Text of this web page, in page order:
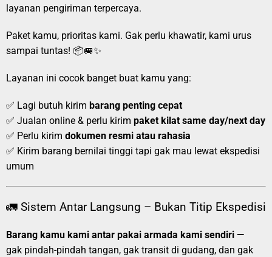
layanan pengiriman terpercaya.
Paket kamu, prioritas kami. Gak perlu khawatir, kami urus
sampai tuntas! 📦🚐✨
Layanan ini cocok banget buat kamu yang:
✅ Lagi butuh kirim barang penting cepat
✅ Jualan online & perlu kirim paket kilat same day/next day
✅ Perlu kirim dokumen resmi atau rahasia
✅ Kirim barang bernilai tinggi tapi gak mau lewat ekspedisi
umum
🚛 Sistem Antar Langsung – Bukan Titip Ekspedisi
Barang kamu kami antar pakai armada kami sendiri —
gak pindah-pindah tangan, gak transit di gudang, dan gak